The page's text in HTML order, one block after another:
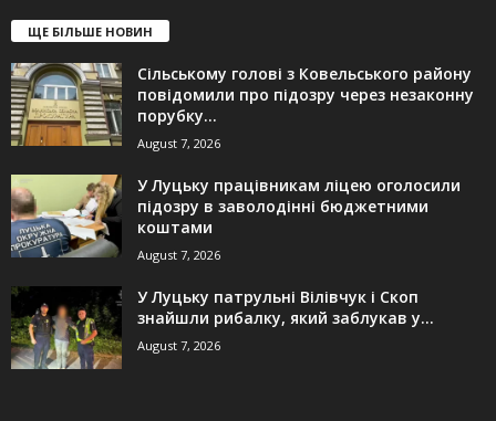
ЩЕ БІЛЬШЕ НОВИН
Сільському голові з Ковельського району
повідомили про підозру через незаконну
порубку...
August 7, 2026
У Луцьку працівникам ліцею оголосили
підозру в заволодінні бюджетними
коштами
August 7, 2026
У Луцьку патрульні Вілівчук і Скоп
знайшли рибалку, який заблукав у...
August 7, 2026